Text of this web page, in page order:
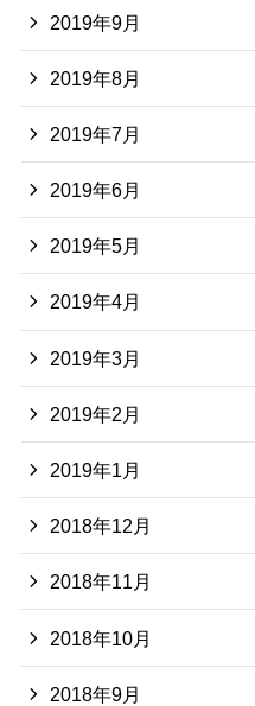
2019年9月
2019年8月
2019年7月
2019年6月
2019年5月
2019年4月
2019年3月
2019年2月
2019年1月
2018年12月
2018年11月
2018年10月
2018年9月